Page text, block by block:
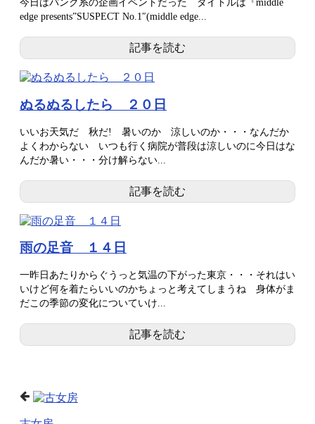
今日はパンク系の企画イベントだった タイトルは『middle
edge presents”SUSPECT No.1″(middle edge...
記事を読む
ぬるぬるしたら ２０日
いいお天気だ 秋だ! 暑いのか 涼しいのか・・・なんだか
よくわからない いつも行く病院が普段は涼しいのに今日はな
んだか暑い・・・分け解らない...
記事を読む
雨の足音 １４日
一昨日あたりからぐうっと気温の下がった東京・・・それはい
いけど何を着たらいいのかちょっと考えてしまうね 身体がま
だこの季節の変化についていけ...
記事を読む